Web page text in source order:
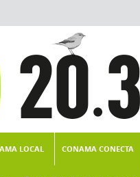
LOCAL CONAMA CONECTA